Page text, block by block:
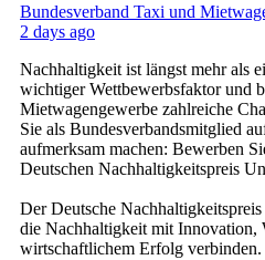
Bundesverband Taxi und
2 days ago
Nachhaltigkeit ist längst mehr als
wichtiger Wettbewerbsfaktor und
Mietwagengewerbe zahlreiche
Sie als Bundesverbandsmitglied
aufmerksam machen: Bewerben
Deutschen Nachhaltigkeitspreis
Der Deutsche
die Nachhaltigkeit mit Innovation,
wirtschaftlichem Erfolg verbinden.